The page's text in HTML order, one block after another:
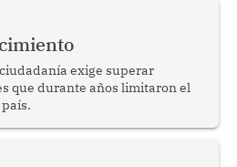
exige superar
que durante años limitaron el